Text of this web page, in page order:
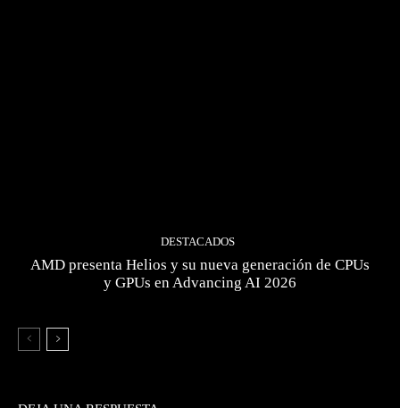
DESTACADOS
AMD presenta Helios y su nueva generación de CPUs
y GPUs en Advancing AI 2026